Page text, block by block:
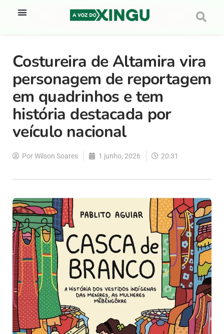
Costureira de Altamira vira
personagem de reportagem
em quadrinhos e tem
história destacada por
veículo nacional
PorWilson Soares 1 junho, 2026 20:31